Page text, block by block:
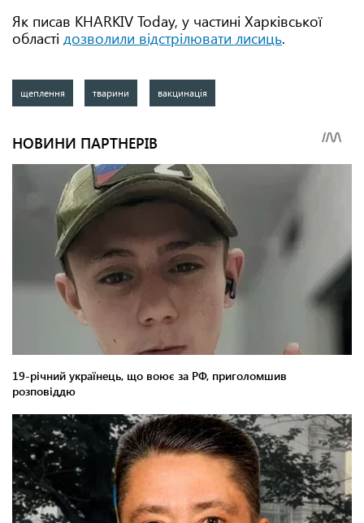
Як писав KHARKIV Today, у частині Харківської
області дозволили відстрілювати лисиць.
щеплення тварини вакцинація